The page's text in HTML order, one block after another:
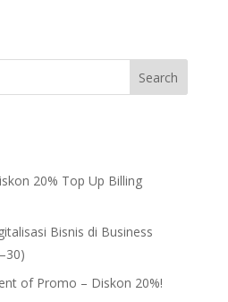
20% Top Up Billing
Bisnis di Business
of Promo – Diskon 20%!